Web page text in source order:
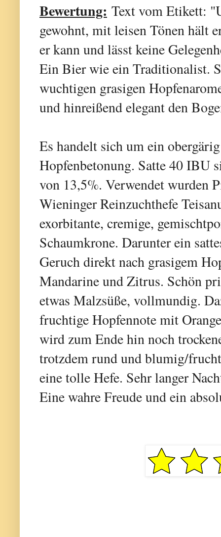
Bewertung: Text vom Etikett:
gewohnt, mit leisen Tönen hält
er kann und lässt keine
Ein Bier wie ein Traditionalist.
wuchtigen grasigen
und hinreißend elegant den
Es handelt sich um ein
Hopfenbetonung. Satte 40 IBU
von 13,5%. Verwendet wurden
Wieninger Reinzuchthefe
exorbitante, cremige,
Schaumkrone. Darunter ein
Geruch direkt nach grasigem
Mandarine und Zitrus. Schön
etwas Malzsüße, vollmundig.
fruchtige Hopfennote mit
wird zum Ende hin noch
trotzdem rund und blumig/
eine tolle Hefe. Sehr langer
Eine wahre Freude und ein